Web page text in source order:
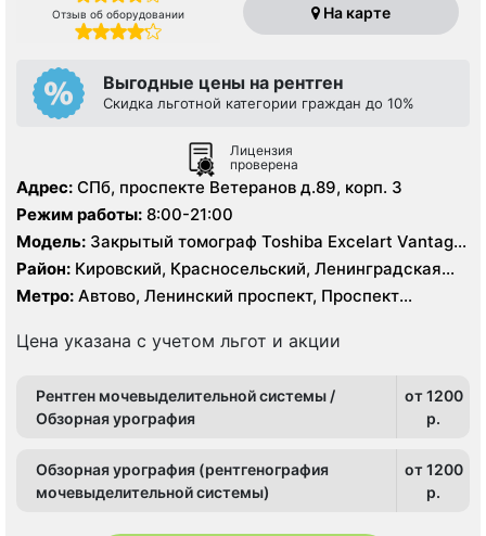
Отзыв об оборудовании На карте
Выгодные цены на рентген
Скидка льготной категории граждан до 10%
Лицензия
проверена
Адрес: СПб, проспекте Ветеранов д.89, корп. 3
Режим работы: 8:00-21:00
Модель: Закрытый томограф Toshiba Excelart Vantage
1.5 Тесла
Район: Кировский, Красносельский, Ленинградская
область, Московский, Петродворцовый
Метро: Автово, Ленинский проспект, Проспект
Цена указана с учетом льгот и акции
Рентген мочевыделительной системы /
Обзорная урография
от 1200
p.
Обзорная урография (рентгенография
мочевыделительной системы)
от 1200
p.